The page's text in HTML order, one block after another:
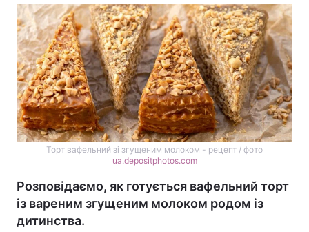
Торт вафельний зі згущеним молоком - рецепт / фото
ua.depositphotos.com
Розповідаємо, як готується вафельний торт
із вареним згущеним молоком родом із
дитинства.